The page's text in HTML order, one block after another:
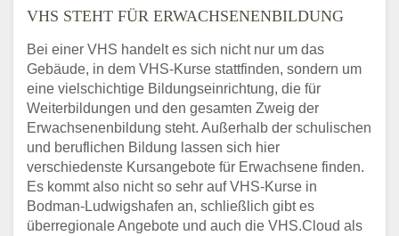
VHS STEHT FÜR ERWACHSENENBILDUNG
Bei einer VHS handelt es sich nicht nur um das
Gebäude, in dem VHS-Kurse stattfinden, sondern um
eine vielschichtige Bildungseinrichtung, die für
Weiterbildungen und den gesamten Zweig der
Erwachsenenbildung steht. Außerhalb der schulischen
und beruflichen Bildung lassen sich hier
verschiedenste Kursangebote für Erwachsene finden.
Es kommt also nicht so sehr auf VHS-Kurse in
Bodman-Ludwigshafen an, schließlich gibt es
überregionale Angebote und auch die VHS.Cloud als